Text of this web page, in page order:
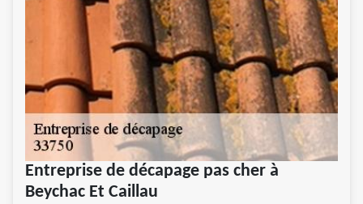
Entreprise de décapage pas cher à
Beychac Et Caillau